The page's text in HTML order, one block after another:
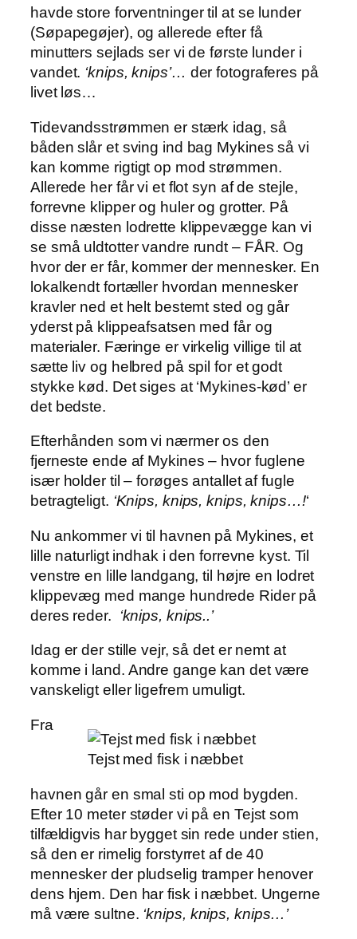
havde store forventninger til at se lunder
(Søpapegøjer), og allerede efter få
minutters sejlads ser vi de første lunder i
vandet. ‘knips, knips’… der fotograferes på
livet løs…
Tidevandsstrømmen er stærk idag, så
båden slår et sving ind bag Mykines så vi
kan komme rigtigt op mod strømmen.
Allerede her får vi et flot syn af de stejle,
forrevne klipper og huler og grotter. På
disse næsten lodrette klippevægge kan vi
se små uldtotter vandre rundt – FÅR. Og
hvor der er får, kommer der mennesker. En
lokalkendt fortæller hvordan mennesker
kravler ned et helt bestemt sted og går
yderst på klippeafsatsen med får og
materialer. Færinge er virkelig villige til at
sætte liv og helbred på spil for et godt
stykke kød. Det siges at ‘Mykines-kød’ er
det bedste.
Efterhånden som vi nærmer os den
fjerneste ende af Mykines – hvor fuglene
især holder til – forøges antallet af fugle
betragteligt. ‘Knips, knips, knips, knips…!‘
Nu ankommer vi til havnen på Mykines, et
lille naturligt indhak i den forrevne kyst. Til
venstre en lille landgang, til højre en lodret
klippevæg med mange hundrede Rider på
deres reder.
‘knips, knips..’
Idag er der stille vejr, så det er nemt at
komme i land. Andre gange kan det være
vanskeligt eller ligefrem umuligt.
Tejst med fisk i næbbet
Fra
havnen går en smal sti op mod bygden.
Efter 10 meter støder vi på en Tejst som
tilfældigvis har bygget sin rede under stien,
så den er rimelig forstyrret af de 40
mennesker der pludselig tramper henover
dens hjem. Den har fisk i næbbet. Ungerne
må være sultne. ‘knips, knips, knips…’